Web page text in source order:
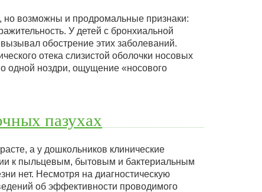
но возможны и продромальные признаки:
У детей с бронхиальной
обострение этих заболеваний.
отека слизистой оболочки носовых
одной ноздри, ощущение «носового
пазухах
а у дошкольников клинические
к пыльцевым, бытовым и бактериальным
нет. Несмотря на диагностическую
об эффективности проводимого